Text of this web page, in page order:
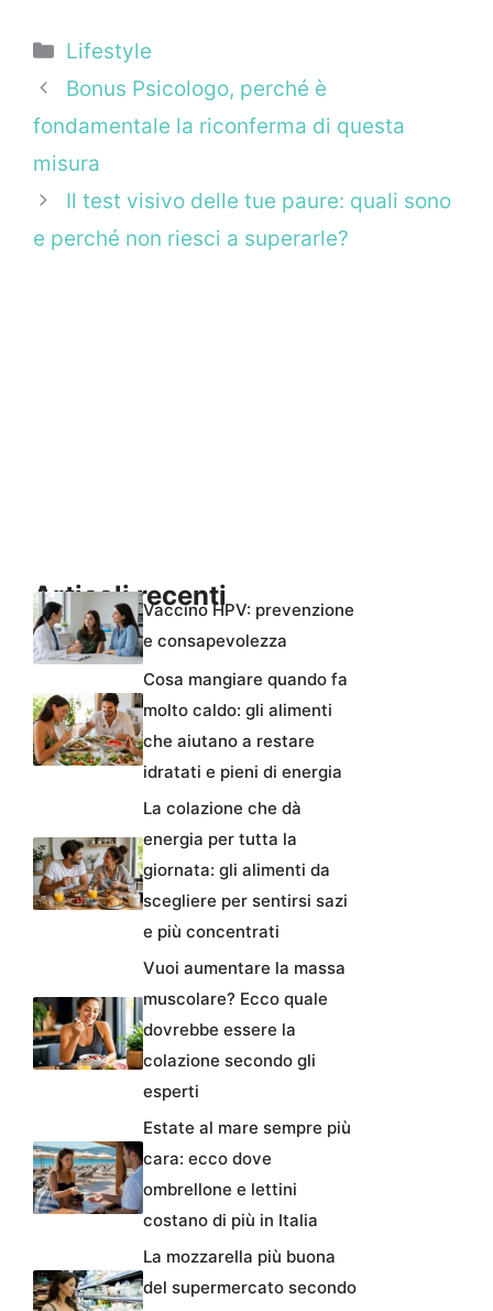
Categorie
Lifestyle
Bonus Psicologo, perché è
fondamentale la riconferma di questa
misura
Il test visivo delle tue paure: quali sono
e perché non riesci a superarle?
Articoli recentiVaccino HPV: prevenzione
e consapevolezza
Cosa mangiare quando fa
molto caldo: gli alimenti
che aiutano a restare
idratati e pieni di energia
La colazione che dà
energia per tutta la
giornata: gli alimenti da
scegliere per sentirsi sazi
e più concentrati
Vuoi aumentare la massa
muscolare? Ecco quale
dovrebbe essere la
colazione secondo gli
esperti
Estate al mare sempre più
cara: ecco dove
ombrellone e lettini
costano di più in Italia
La mozzarella più buona
del supermercato secondo